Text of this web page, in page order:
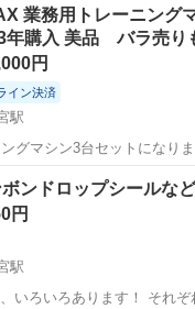
業務用トレーニング
年購入 美品 バラ売
円
イン決済
駅
シン3台セットになります。 メー
② シーテッドレッグカール ③ ヒップアブ
府宮駅 その他
ンドロップシールな
円
駅
いろいろあります！ それぞ